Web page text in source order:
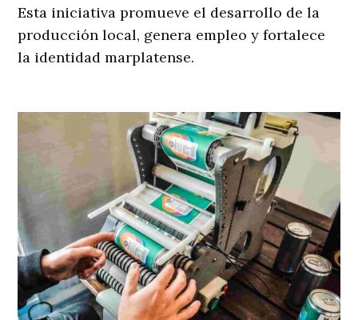
Esta iniciativa promueve el desarrollo de la
producción local, genera empleo y fortalece
la identidad marplatense.